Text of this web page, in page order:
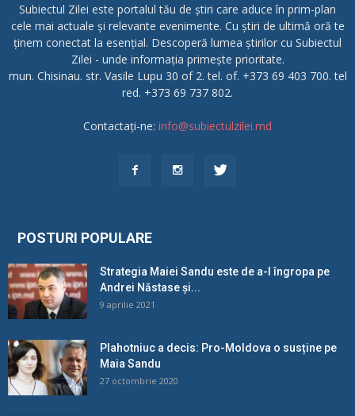
Subiectul Zilei este portalul tău de știri care aduce în prim-plan
cele mai actuale și relevante evenimente. Cu știri de ultimă oră te
ținem conectat la esențial. Descoperă lumea știrilor cu Subiectul
Zilei - unde informația primește prioritate.
mun. Chisinau. str. Vasile Lupu 30 of 2. tel. of. +373 69 403 700. tel
red. +373 69 737 802.
Contactați-ne: info@subiectulzilei.md
POSTURI POPULARE
Strategia Maiei Sandu este de a-l îngropa pe
Andrei Năstase și...
9 aprilie 2021
Plahotniuc a decis: Pro-Moldova o susține pe
Maia Sandu
27 octombrie 2020